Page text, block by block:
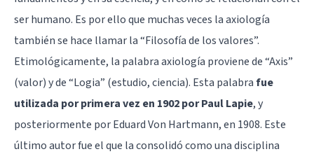
ser humano. Es por ello que muchas veces la axiología
también se hace llamar la “Filosofía de los valores”.
Etimológicamente, la palabra axiología proviene de “Axis”
(valor) y de “Logia” (estudio, ciencia). Esta palabrafue
utilizada por primera vez en 1902 por Paul Lapie, y
posteriormente por Eduard Von Hartmann, en 1908. Este
último autor fue el que la consolidó como una disciplina